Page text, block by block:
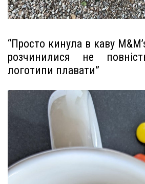
“Просто кинула в каву
розчинилися не
логотипи плавати”